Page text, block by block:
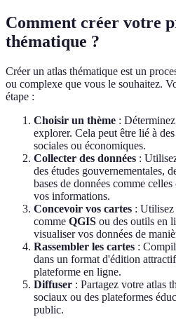
Comment créer votre
thématique ?
Créer un atlas thématique est un
ou complexe que vous le souhaitez.
étape :
Choisir un thème :
explorer. Cela peut être lié à
sociales ou économiques.
Collecter des données :
des études gouvernementales,
bases de données comme celles
vos informations.
Concevoir vos cartes : Utilisez
comme QGIS ou des outils en
visualiser vos données de
Rassembler les cartes :
dans un format d'édition
plateforme en ligne.
Diffuser : Partagez votre atlas
sociaux ou des plateformes
public.